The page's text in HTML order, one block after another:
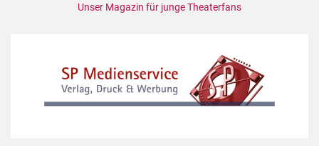
Unser Magazin für junge Theaterfans